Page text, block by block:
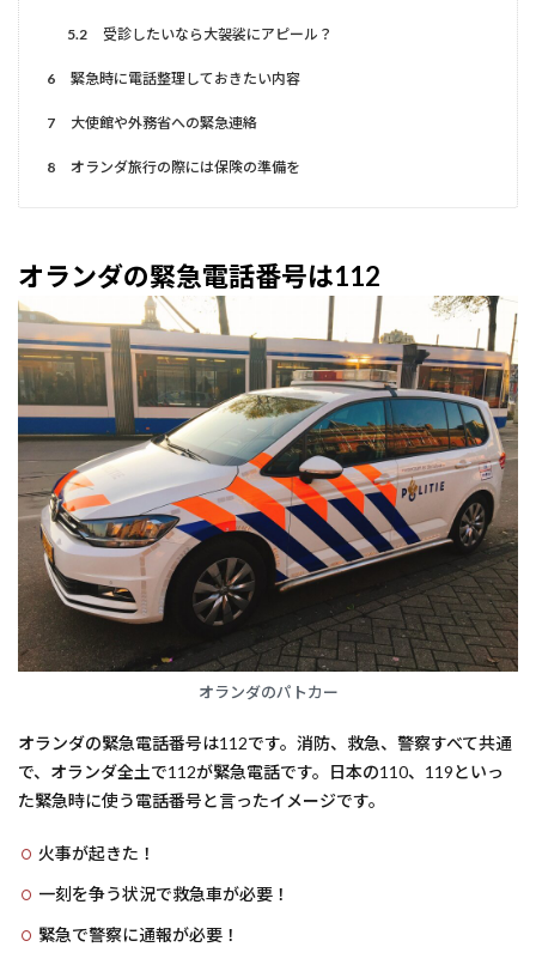
5.2 受診したいなら大袈裟にアピール？
6 緊急時に電話整理しておきたい内容
7 大使館や外務省への緊急連絡
8 オランダ旅行の際には保険の準備を
オランダの緊急電話番号は112
オランダのパトカー
オランダの緊急電話番号は112です。消防、救急、警察すべて共通
で、オランダ全土で112が緊急電話です。日本の110、119といっ
た緊急時に使う電話番号と言ったイメージです。
火事が起きた！
一刻を争う状況で救急車が必要！
緊急で警察に通報が必要！